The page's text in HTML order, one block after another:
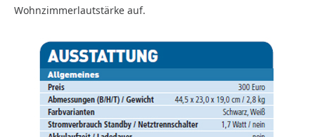
Wohnzimmerlautstärke auf.